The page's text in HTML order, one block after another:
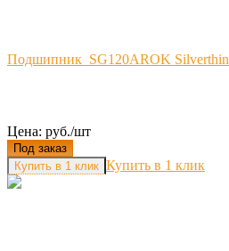
Подшипник SG120AROK Silverthin
Цена: руб./шт
Под заказ
Купить в 1 клик